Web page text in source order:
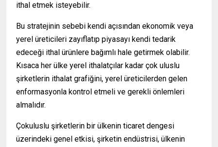
ithal etmek isteyebilir.
Bu stratejinin sebebi kendi açısından ekonomik veya
yerel üreticileri zayıflatıp piyasayı kendi tedarik
edeceği ithal ürünlere bağımlı hale getirmek olabilir.
Kısaca her ülke yerel ithalatçılar kadar çok uluslu
şirketlerin ithalat grafiğini, yerel üreticilerden gelen
enformasyonla kontrol etmeli ve gerekli önlemleri
almalıdır.
Çokuluslu şirketlerin bir ülkenin ticaret dengesi
üzerindeki genel etkisi, şirketin endüstrisi, ülkenin